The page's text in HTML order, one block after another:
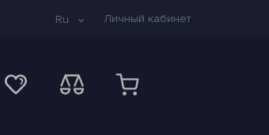
Ru Личный кабинет